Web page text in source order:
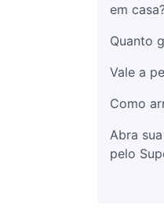
em
Quanto
Vale a
Como
Abra
pelo